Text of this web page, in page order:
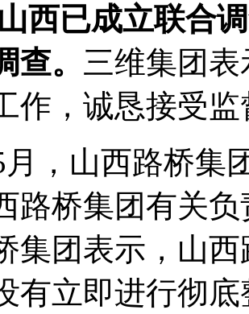
山西已成立联合
查。 三维集团
作，诚恳接受
月，山西路桥集
路桥集团有关
集团表示，山
有立即进行彻